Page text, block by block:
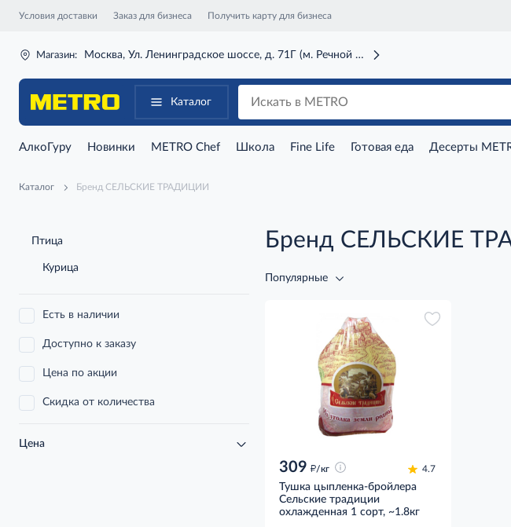
Условия доставки Заказ для бизнеса Получить карту для бизнеса
Магазин: Москва, Ул. Ленинградское шоссе, д. 71Г (м. Речной вокзал)
Каталог
АлкоГуру Новинки METRO Chef Школа Fine Life Готовая еда Десерты
Каталог Бренд СЕЛЬСКИЕ ТРАДИЦИИ
Птица
Курица
Есть в наличии
Доступно к заказу
Цена по акции
Скидка от количества
Цена
Бренд СЕЛЬСКИЕ
Популярные
309 д/кг 4.7
Тушка цыпленка-бройлера
Сельские традиции
охлажденная 1 сорт, ~1.8кг